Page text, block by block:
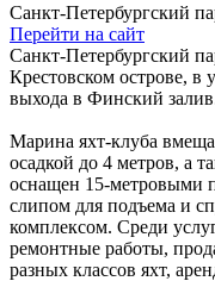
Санкт-Петербургский
Перейти на сайт
Санкт-Петербургский
Крестовском острове, в
выхода в Финский
Марина яхт-клуба
осадкой до 4 метров, а
оснащен 15-метровыми
слипом для подъема и
комплексом. Среди
ремонтные работы,
разных классов яхт,